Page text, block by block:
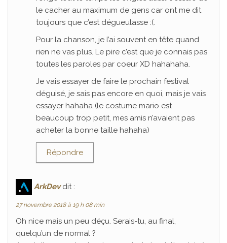
le cacher au maximum de gens car ont me dit
toujours que c’est dégueulasse :(.
Pour la chanson, je l’ai souvent en tête quand
rien ne vas plus. Le pire c’est que je connais pas
toutes les paroles par coeur XD hahahaha.
Je vais essayer de faire le prochain festival
déguisé, je sais pas encore en quoi, mais je vais
essayer hahaha (le costume mario est
beaucoup trop petit, mes amis n’avaient pas
acheter la bonne taille hahaha)
Répondre
ArkDev dit :
27 novembre 2018 à 19 h 08 min
Oh nice mais un peu déçu. Serais-tu, au final,
quelqu’un de normal ?